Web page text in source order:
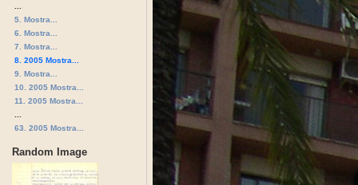
5. Mostra...
6. Mostra...
7. Mostra...
8. 2005 Mostra...
9. Mostra...
10. 2005 Mostra...
11. 2005 Mostra...
63. 2005 Mostra...
Random Image